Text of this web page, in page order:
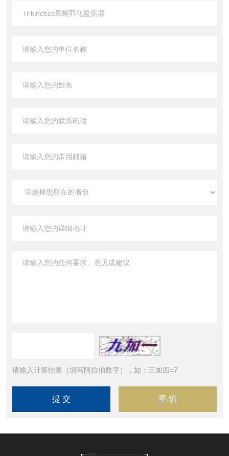
请输入计算结果（填写阿拉伯数字），如：三加四=7